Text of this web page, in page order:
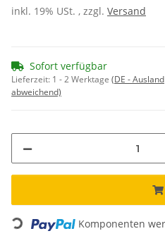
inkl. 19% USt. , zzgl. Versand
Sofort verfügbar
Lieferzeit: 1 - 2 Werktage (DE - Ausland
abweichend)
Loading... Komponenten